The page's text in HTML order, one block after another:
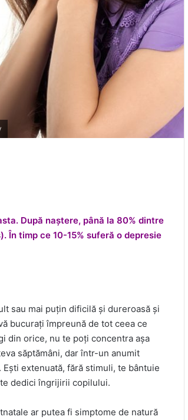
După naștere, până la 80% dintre
În timp ce 10-15% suferă o depresie
sau mai puțin dificilă și dureroasă și
bucurați împreună de tot ceea ce
din orice, nu te poți concentra așa
săptămâni, dar într-un anumit
extenuată, fără stimuli, te bântuie
dedici îngrijirii copilului.
ar putea fi simptome de natură